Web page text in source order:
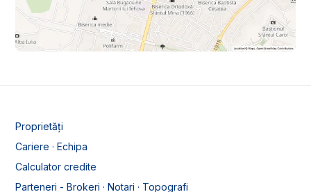
Proprietăți
Cariere · Echipa
Calculator credite
Parteneri - Brokeri · Notari · Topografi